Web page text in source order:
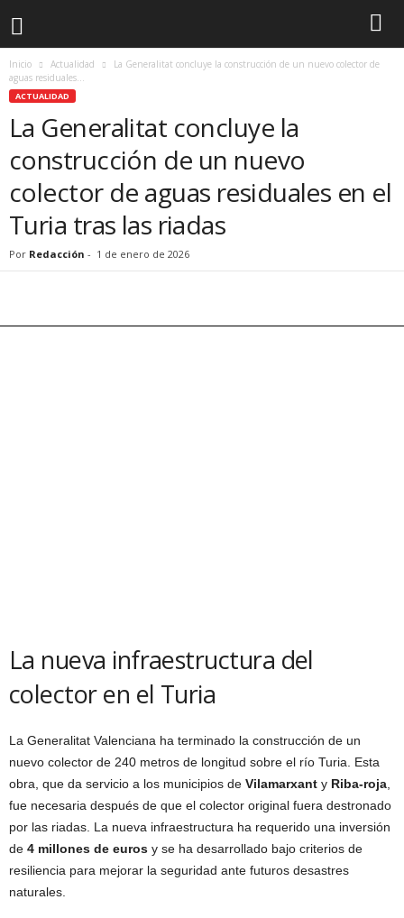
Inicio Actualidad
La Generalitat concluye la construcción de un nuevo colector de
aguas residuales...
ACTUALIDAD
La Generalitat concluye la
construcción de un nuevo
colector de aguas residuales en el
Turia tras las riadas
Por Redacción - 1 de enero de 2026
La nueva infraestructura del
colector en el Turia
La Generalitat Valenciana ha terminado la construcción de un
nuevo colector de 240 metros de longitud sobre el río Turia. Esta
obra, que da servicio a los municipios de Vilamarxant y Riba-roja
fue necesaria después de que el colector original fuera destronado
por las riadas. La nueva infraestructura ha requerido una inversión
de 4 millones de euros y se ha desarrollado bajo criterios de
resiliencia para mejorar la seguridad ante futuros desastres
naturales.